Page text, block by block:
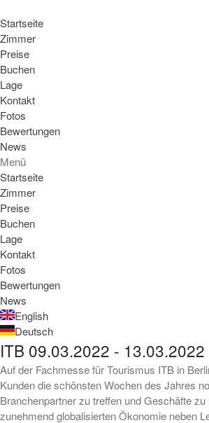
Startseite
Zimmer
Preise
Buchen
Lage
Kontakt
Fotos
Bewertungen
News
Menü
Startseite
Zimmer
Preise
Buchen
Lage
Kontakt
Fotos
Bewertungen
News
English
Deutsch
ITB 09.03.2022 - 13.03.2022
Auf der Fachmesse für Tourismus ITB in
Kunden die schönsten Wochen des Jahres
Branchenpartner zu treffen und Geschäfte
zunehmend globalisierten Ökonomie neben